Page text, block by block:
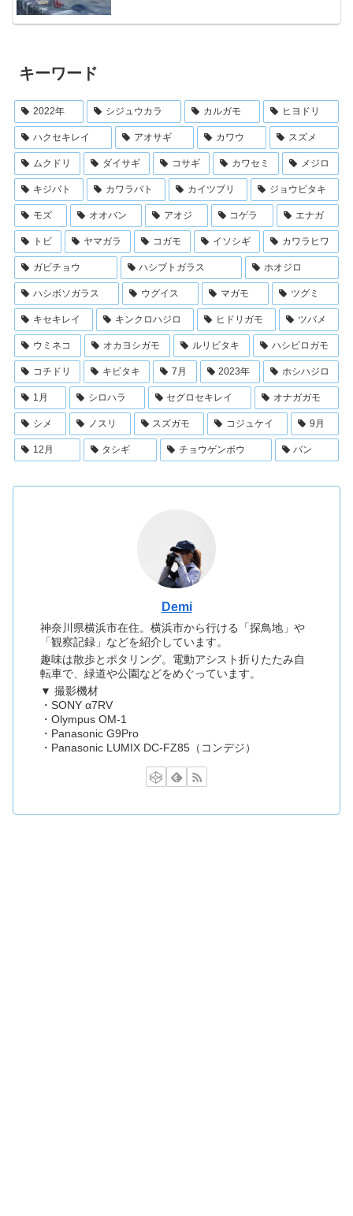
キーワード
2022年 シジュウカラ カルガモ ヒヨドリ
ハクセキレイ アオサギ カワウ スズメ
ムクドリ ダイサギ コサギ カワセミ メジロ
キジバト カワラバト カイツブリ ジョウビタキ
モズ オオバン アオジ コゲラ エナガ
トビ ヤマガラ コガモ イソシギ カワラヒワ
ガビチョウ ハシブトガラス ホオジロ
ハシボソガラス ウグイス マガモ ツグミ
キセキレイ キンクロハジロ ヒドリガモ ツバメ
ウミネコ オカヨシガモ ルリビタキ ハシビロガモ
コチドリ キビタキ 7月 2023年 ホシハジロ
1月 シロハラ セグロセキレイ オナガガモ
シメ ノスリ スズガモ コジュケイ 9月
12月 タシギ チョウゲンボウ バン
Demi
神奈川県横浜市在住。横浜市から行ける「探鳥地」や
「観察記録」などを紹介しています。
趣味は散歩とポタリング。電動アシスト折りたたみ自
転車で、緑道や公園などをめぐっています。
▼ 撮影機材
・SONY α7RV
・Olympus OM-1
・Panasonic G9Pro
・Panasonic LUMIX DC-FZ85（コンデジ）